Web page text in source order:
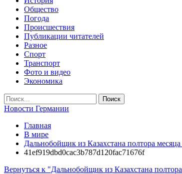
Общество
Погода
Происшествия
Публикации читателей
Разное
Спорт
Транспорт
Фото и видео
Экономика
Новости Германии
Главная
В мире
Дальнобойщик из Казахстана полтора
41ef919dbd0cac3b787d120fac71676f
Вернуться к "Дальнобойщик из Казахстана